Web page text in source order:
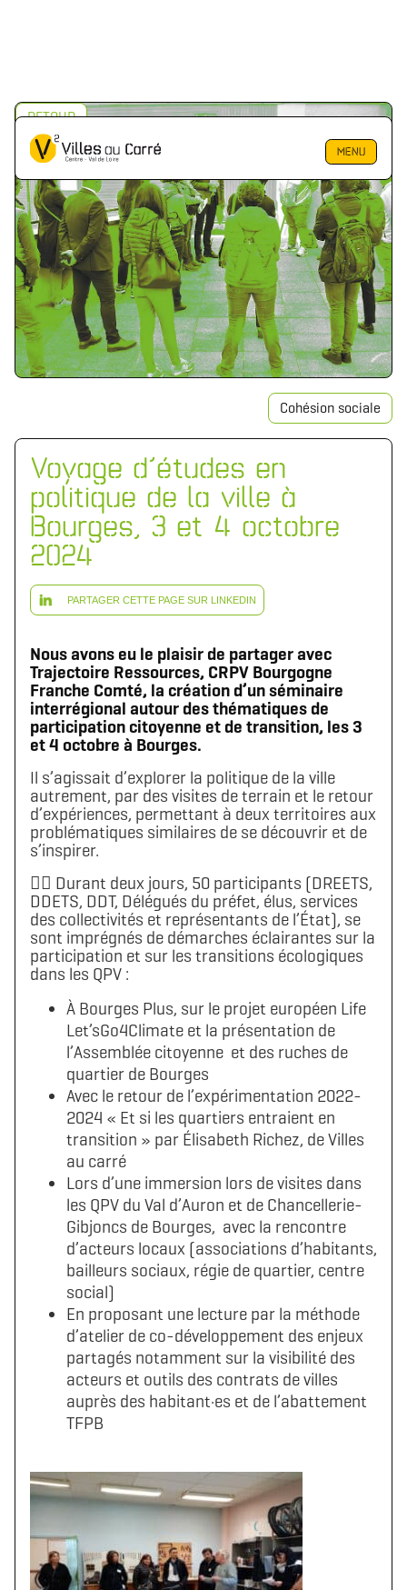
MENU
RETOUR
Cohésion sociale
Voyage d’études en
politique de la ville à
Bourges, 3 et 4 octobre
2024
PARTAGER CETTE PAGE SUR LINKEDIN
Nous avons eu le plaisir de partager avec
Trajectoire Ressources, CRPV Bourgogne
Franche Comté, la création d’un séminaire
interrégional autour des thématiques de
participation citoyenne et de transition, les 3
et 4 octobre à Bourges.
Il s’agissait d’explorer la politique de la ville
autrement, par des visites de terrain et le retour
d’expériences, permettant à deux territoires aux
problématiques similaires de se découvrir et de
s’inspirer.
👉🏼 Durant deux jours, 50 participants (DREETS,
DDETS, DDT, Délégués du préfet, élus, services
des collectivités et représentants de l’État), se
sont imprégnés de démarches éclairantes sur la
participation et sur les transitions écologiques
dans les QPV :
À Bourges Plus, sur le projet européen Life
Let’sGo4Climate et la présentation de
l’Assemblée citoyenne et des ruches de
quartier de Bourges
Avec le retour de l’expérimentation 2022-
2024 « Et si les quartiers entraient en
transition » par Élisabeth Richez, de Villes
au carré
Lors d’une immersion lors de visites dans
les QPV du Val d’Auron et de Chancellerie-
Gibjoncs de Bourges, avec la rencontre
d’acteurs locaux (associations d’habitants,
bailleurs sociaux, régie de quartier, centre
social)
En proposant une lecture par la méthode
d’atelier de co-développement des enjeux
partagés notamment sur la visibilité des
acteurs et outils des contrats de villes
auprès des habitant·es et de l’abattement
TFPB